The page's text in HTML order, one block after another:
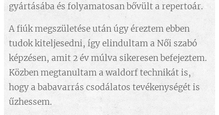
gyártásába és folyamatosan bővült a repertoár.
A fiúk megszületése után úgy éreztem ebben
tudok kiteljesedni, így elindultam a Női szabó
képzésen, amit 2 év múlva sikeresen befejeztem.
Közben megtanultam a waldorf technikát is,
hogy a babavarrás csodálatos tevékenységét is
űzhessem.